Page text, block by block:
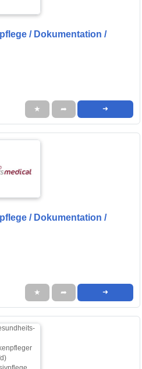
/ Dokumentation /
★ ➦ ➜
/ Dokumentation /
★ ➦ ➜